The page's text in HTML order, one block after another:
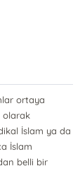
ortaya
olarak
İslam ya da
İslam
belli bir